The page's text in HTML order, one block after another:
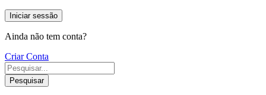
Iniciar sessão
Ainda não tem conta?
Criar Conta
Pesquisar